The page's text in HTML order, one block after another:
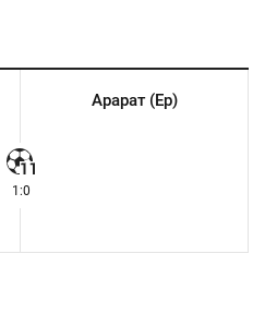
Арарат (Ер)
1:0